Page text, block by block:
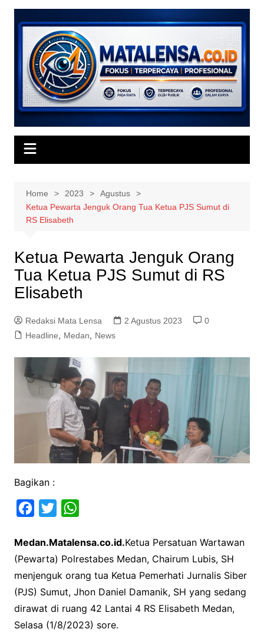
Skip
content
Home 2023
Agustus
Ketua Pewarta Jenguk Orang Tua Ketua PJS Sumut di
RS Elisabeth
Ketua Pewarta Jenguk Orang
Tua Ketua PJS Sumut di RS
Elisabeth
Redaksi Mata Lensa 2 Agustus 2023
0
Headline
Medan News
Bagikan :
c
e
b
o
o
k
i
t
t
e
r
a
t
s
A
p
p
Medan.Matalensa.co.id.Ketua Persatuan Wartawan
(Pewarta) Polrestabes Medan, Chairum Lubis, SH
menjenguk orang tua Ketua Pemerhati Jurnalis Siber
(PJS) Sumut, Jhon Daniel Damanik, SH yang sedang
dirawat di ruang 42 Lantai 4 RS Elisabeth Medan,
Selasa (1/8/2023) sore.